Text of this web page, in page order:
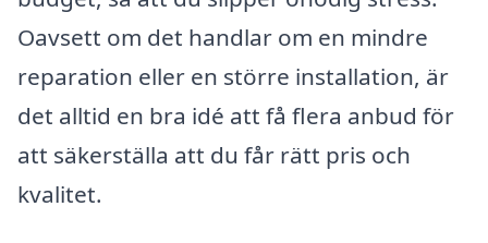
Oavsett om det handlar om en mindre
reparation eller en större installation, är
det alltid en bra idé att få flera anbud för
att säkerställa att du får rätt pris och
kvalitet.